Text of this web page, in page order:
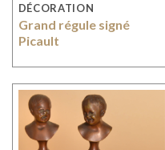
DÉCORATION
Grand régule signé
Picault